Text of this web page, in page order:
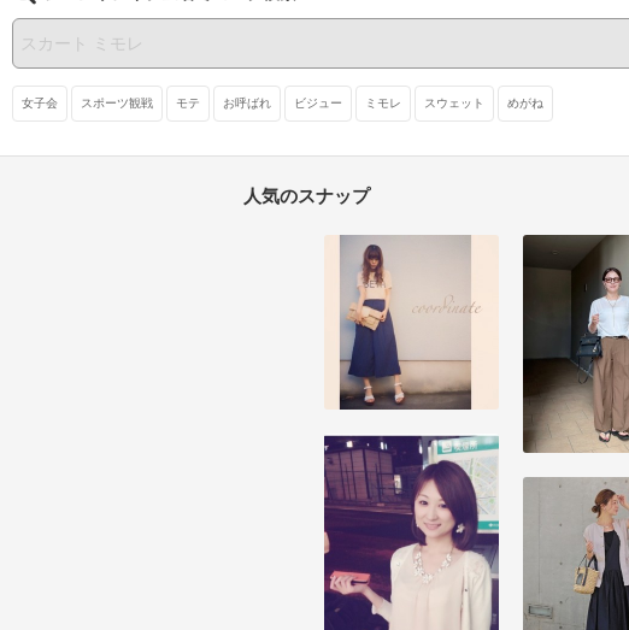
女子会 スポーツ観戦 モテ お呼ばれ ビジュー ミモレ スウェット めがね
人気のスナップ